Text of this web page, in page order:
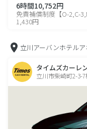
6時間10,752円
免責補償制度【O-2,C-
1,430円
立川アーバンホテル
タイムズカーレ
立川市柴崎町2-3-7